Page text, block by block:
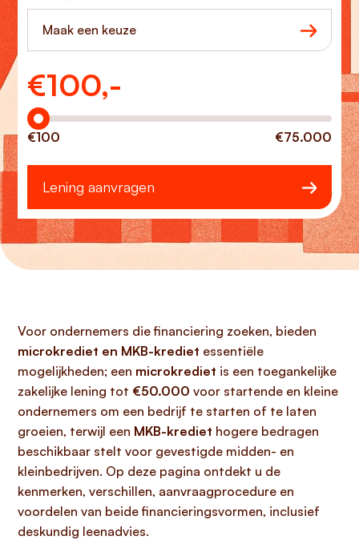
Maak een keuze
€100,-
Hoeveel wilt u lenen?
€100 €75.000
Lening aanvragen
Voor ondernemers die financiering zoeken, bieden
microkrediet en MKB-krediet essentiële
mogelijkheden; een microkrediet is een toegankelijke
zakelijke lening tot €50.000 voor startende en kleine
ondernemers om een bedrijf te starten of te laten
groeien, terwijl een MKB-krediet hogere bedragen
beschikbaar stelt voor gevestigde midden- en
kleinbedrijven. Op deze pagina ontdekt u de
kenmerken, verschillen, aanvraagprocedure en
voordelen van beide financieringsvormen, inclusief
deskundig leenadvies.